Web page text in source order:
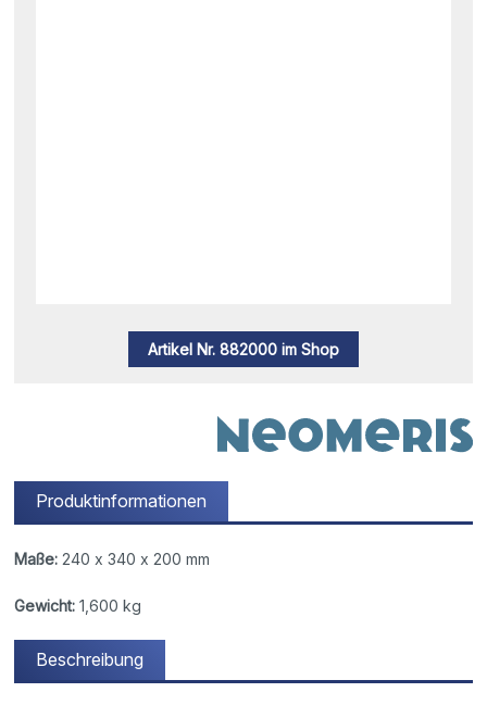
Artikel Nr. 882000 im Shop
Produktinformationen
Maße: 240 x 340 x 200 mm
Gewicht: 1,600 kg
Beschreibung